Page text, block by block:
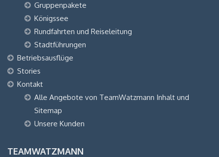
Gruppenpakete
Königssee
Rundfahrten und Reiseleitung
Stadtführungen
Betriebsausflüge
Stories
Kontakt
Alle Angebote von TeamWatzmann Inhalt und
Sitemap
Unsere Kunden
TEAMWATZMANN